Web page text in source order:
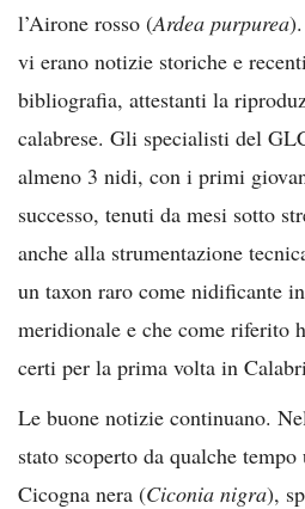
l’Airone rosso (Ardea purpurea
vi erano notizie storiche e
bibliografia, attestanti la
calabrese. Gli specialisti del
almeno 3 nidi, con i primi
successo, tenuti da mesi sotto
anche alla strumentazione
un taxon raro come nidificante
meridionale e che come riferito
certi per la prima volta in
Le buone notizie continuano.
stato scoperto da qualche
Cicogna nera (Ciconia nigra),